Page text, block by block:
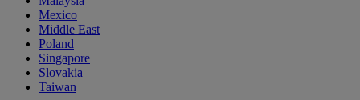
Mexico
Middle East
Poland
Singapore
Slovakia
Taiwan